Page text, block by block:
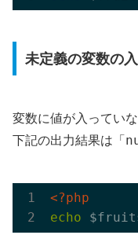
未定義の変数の
変数に値が入ってい
下記の出力結果は 「
<?php
echo